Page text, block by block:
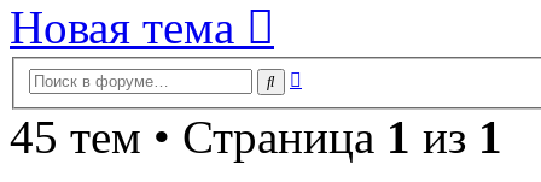
Новая тема
Поиск
45 тем • Страница 1 из 1